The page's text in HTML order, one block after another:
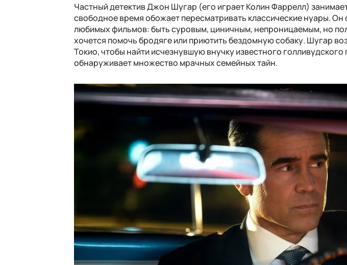
Частный детектив Джон Шугар (его играет Колин Фаррелл)
свободное время обожает пересматривать классические нуары. Он
любимых фильмов: быть суровым, циничным, непроницаемым, но
хочется помочь бродяге или приютить бездомную собаку. Шугар
Токио, чтобы найти исчезнувшую внучку известного
обнаруживает множество мрачных семейных тайн.